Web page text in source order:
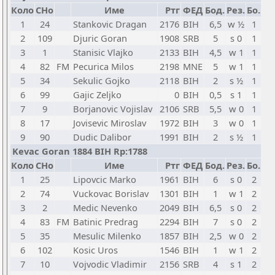
Коло СНо Име Ртг ФЕД Бод. Рез. Бо.
1
24 Stankovic Dragan 2176 BIH 6,5 w ½
1
2
109 Djuric Goran 1908 SRB 5 s 0
1
3
1 Stanisic Vlajko 2133 BIH 4,5 w 1
1
4
82 FM Pecurica Milos 2198 MNE 5 w 1
1
5
34 Sekulic Gojko 2118 BIH 2 s ½
1
6
99 Gajic Zeljko 0 BIH 0,5 s 1
1
7
9 Borjanovic Vojislav 2106 SRB 5,5 w 0
1
8
17 Jovisevic Miroslav 1972 BIH 3 w 0
1
9
90 Dudic Dalibor 1991 BIH 2 s ½
1
Kevac Goran 1884 BIH Rp:1788
Коло СНо Име Ртг ФЕД Бод. Рез. Бо.
1
25 Lipovcic Marko 1961 BIH 6 s 0
2
2
74 Vuckovac Borislav 1301 BIH 1 w 1
2
3
2 Medic Nevenko 2049 BIH 6,5 s 0
2
4
83 FM Batinic Predrag 2294 BIH 7 s 0
2
5
35 Mesulic Milenko 1857 BIH 2,5 w 0
2
6
102 Kosic Uros 1546 BIH 1 w 1
2
7
10 Vojvodic Vladimir 2156 SRB 4 s 1
2